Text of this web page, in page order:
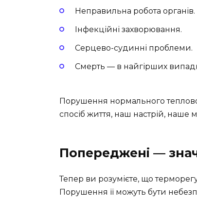
Неправильна робота органів.
Інфекційні захворювання.
Серцево-судинні проблеми.
Смерть — в найгірших
Порушення нормального
спосіб життя, наш настрій, наше
Попереджені —
Тепер ви розумієте, що
Порушення її можуть бути